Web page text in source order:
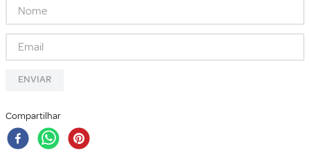
ENVIAR
Compartilhar